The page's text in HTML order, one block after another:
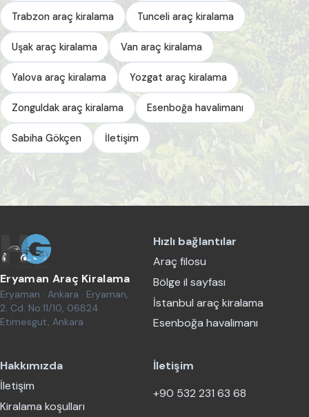
Trabzon araç kiralama Tunceli araç kiralama
Uşak araç kiralama Van araç kiralama
Yalova araç kiralama Yozgat araç kiralama
Zonguldak araç kiralama Esenboğa havalimanı
Sabiha Gökçen İletişim
Eryaman Araç Kiralama
Eryaman · Ankara · Eryaman,
2. Cd. No:11/10, 06824
Etimesgut, Ankara
Hızlı bağlantılar
Araç filosu
Bölge il sayfası
İstanbul araç kiralama
Esenboğa havalimanı
Hakkımızda
İletişim
Kiralama koşulları
İletişim
+90 532 231 63 68